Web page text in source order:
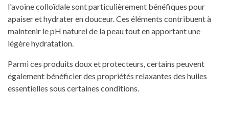
l'avoine colloïdale sont particulièrement bénéfiques pour
apaiser et hydrater en douceur. Ces éléments contribuent à
maintenir le pH naturel de la peau tout en apportant une
légère hydratation.
Parmi ces produits doux et protecteurs, certains peuvent
également bénéficier des propriétés relaxantes des huiles
essentielles sous certaines conditions.